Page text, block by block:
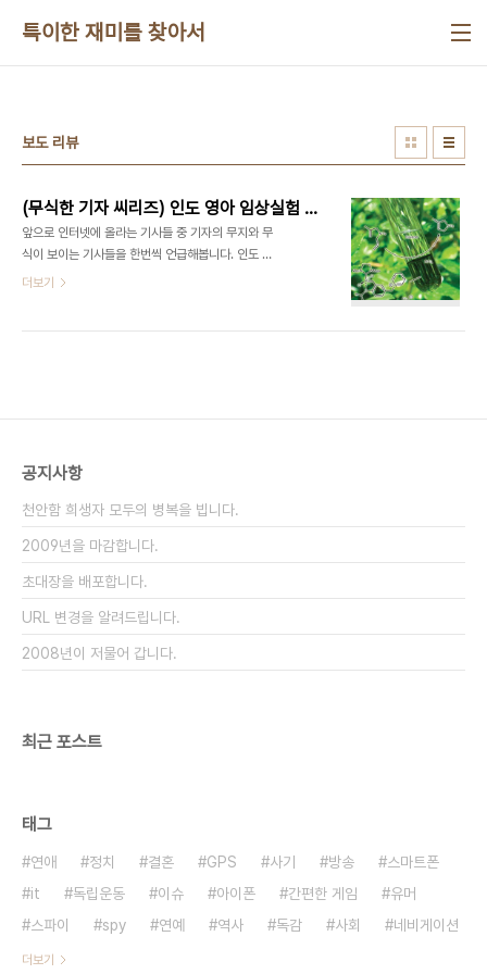
특이한 재미를 찾아서
보도 리뷰
(무식한 기자 씨리즈) 인도 영아 임상실험 사망의 이면
앞으로 인터넷에 올라는 기사들 중 기자의 무지와 무
식이 보이는 기사들을 한번씩 언급해봅니다. 인도 신
약 임상실험서 유아 49명 사망 이 기사 제목만 보면
가를 실험하게 됩니다. 2. 멀쩡한 사람이 먹는 약?..
발되는 신약은 병이 있어서 치료가 필요한 사람..
더보기
공지사항
천안함 희생자 모두의 병복을 빕니다.
2009년을 마감합니다.
초대장을 배포합니다.
URL 변경을 알려드립니다.
2008년이 저물어 갑니다.
최근 포스트
태그
연애 정치 결혼 GPS 사기 방송
스마트폰
it
독립운동 이슈 아이폰 간편한 게임
유머
스파이
spy 연예 역사 독감 사회 네비게이션
더보기